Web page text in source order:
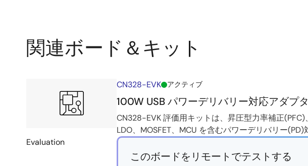
関連ボード＆キット
Evaluation
CN328-EVK アクティブ
100W USB パワーデリバリー対応アダプ
CN328-EVK 評価用キットは、昇圧型力率補正
LDO、MOSFET、MCU を含むパワーデリバリー
このボードをリモートでテストする